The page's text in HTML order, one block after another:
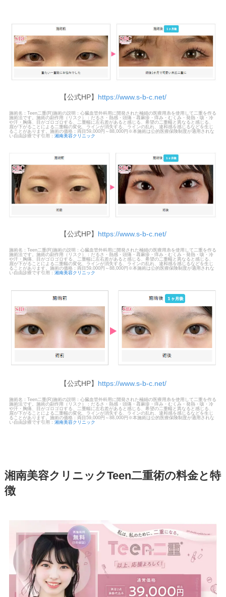
【公式HP】 https://www.s-b-c.net/
施術名：Teen二重(R)施術の説明：心臓血管外科用に開発された極細の医療用糸を使用して二重を作る
施術法です。施術の副作用（リスク）：だるさ・熱感・頭痛・蕁麻疹・痒み・むくみ・発熱・咳・冷
や汗・胸痛、目がゴロゴロする、二重幅に左右差があると感じる、希望の二重幅と異なると感じる、
眉が下がることによる二重幅の変化、ラインが消失する、ラインの乱れ、違和感を感じるなどを生じ
ることがあります。施術の価格：両目59,000円～88,000円※本施術は公的医療保険制度が適用されな
い自由診療です引用： 湘南美容クリニック
【公式HP】 https://www.s-b-c.net/
施術名：Teen二重(R)施術の説明：心臓血管外科用に開発された極細の医療用糸を使用して二重を作る
施術法です。施術の副作用（リスク）：だるさ・熱感・頭痛・蕁麻疹・痒み・むくみ・発熱・咳・冷
や汗・胸痛、目がゴロゴロする、二重幅に左右差があると感じる、希望の二重幅と異なると感じる、
眉が下がることによる二重幅の変化、ラインが消失する、ラインの乱れ、違和感を感じるなどを生じ
ることがあります。施術の価格：両目59,000円～88,000円※本施術は公的医療保険制度が適用されな
い自由診療です引用： 湘南美容クリニック
【公式HP】 https://www.s-b-c.net/
施術名：Teen二重(R)施術の説明：心臓血管外科用に開発された極細の医療用糸を使用して二重を作る
施術法です。施術の副作用（リスク）：だるさ・熱感・頭痛・蕁麻疹・痒み・むくみ・発熱・咳・冷
や汗・胸痛、目がゴロゴロする、二重幅に左右差があると感じる、希望の二重幅と異なると感じる、
眉が下がることによる二重幅の変化、ラインが消失する、ラインの乱れ、違和感を感じるなどを生じ
ることがあります。施術の価格：両目59,000円～88,000円※本施術は公的医療保険制度が適用されな
い自由診療です引用： 湘南美容クリニック
湘南美容クリニックTeen二重術の料金と特
徴